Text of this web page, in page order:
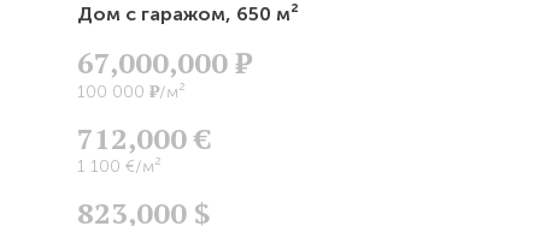
Дом с гаражом, 650 м²
67,000,000Р
100 000 Р/м²
712,000 €
1 100 €/м²
823,000 $